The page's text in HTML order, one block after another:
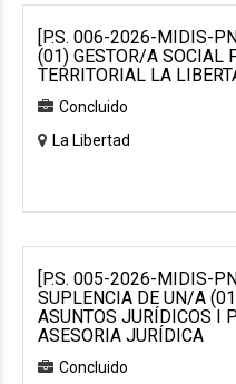
[P.S. 006-2026-MIDIS-
(01) GESTOR/A SOCIAL
TERRITORIAL LA
Concluido
La Libertad
[P.S. 005-2026-MIDIS-
SUPLENCIA DE UN/A
ASUNTOS JURÍDICOS I
ASESORIA JURÍDICA
Concluido